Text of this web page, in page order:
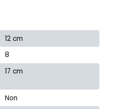
12 cm
8
17 cm
Non